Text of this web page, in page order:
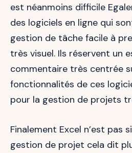
est néanmoins difficile
des logiciels en ligne qui
gestion de tâche facile à
très visuel. Ils réservent un
commentaire très centrée
fonctionnalités de ces
pour la gestion de projets
Finalement Excel n’est pas
gestion de projet cela dit